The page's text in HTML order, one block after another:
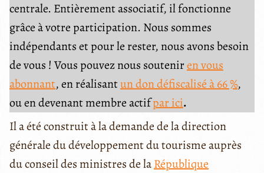
centrale. Entièrement associatif, il fonctionne
grâce à votre participation. Nous sommes
indépendants et pour le rester, nous avons besoin
de vous ! Vous pouvez nous souteniren vous
abonnant, en réalisantun don défiscalisé à 66 %,
ou en devenant membre actifpar ici.
Il a été construit à la demande de la direction
générale du développement du tourisme auprès
du conseil des ministres de laRépublique